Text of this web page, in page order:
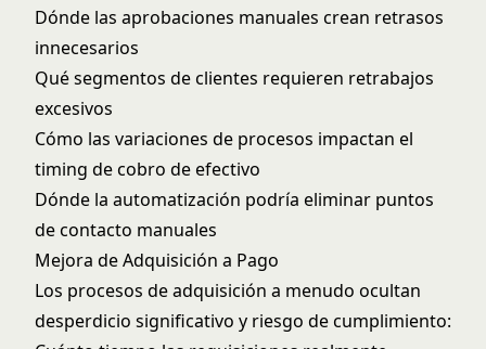
Dónde las aprobaciones manuales crean retrasos
innecesarios
Qué segmentos de clientes requieren retrabajos
excesivos
Cómo las variaciones de procesos impactan el
timing de cobro de efectivo
Dónde la automatización podría eliminar puntos
de contacto manuales
Mejora de Adquisición a Pago
Los procesos de adquisición a menudo ocultan
desperdicio significativo y riesgo de cumplimiento: